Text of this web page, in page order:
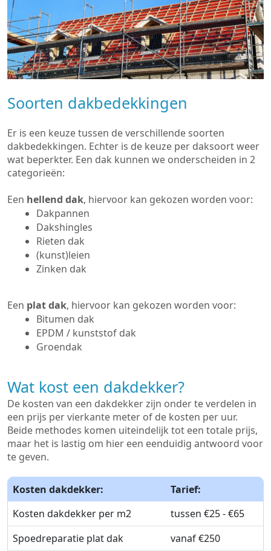
Soorten dakbedekkingen
Er is een keuze tussen de verschillende soorten
dakbedekkingen. Echter is de keuze per daksoort weer
wat beperkter. Een dak kunnen we onderscheiden in 2
categorieën:
Een hellend dak, hiervoor kan gekozen worden voor:
Dakpannen
Dakshingles
Rieten dak
(kunst)leien
Zinken dak
Een plat dak, hiervoor kan gekozen worden voor:
Bitumen dak
EPDM / kunststof dak
Groendak
Wat kost een dakdekker?
De kosten van een dakdekker zijn onder te verdelen in
een prijs per vierkante meter of de kosten per uur.
Beide methodes komen uiteindelijk tot een totale prijs,
maar het is lastig om hier een eenduidig antwoord voor
te geven.
Kosten dakdekker:
Tarief:
Kosten dakdekker per m2
tussen €25 - €65
Spoedreparatie plat dak
vanaf €250